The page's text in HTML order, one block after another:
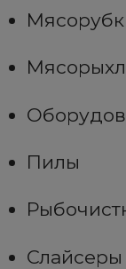
Пилы
Слайсеры